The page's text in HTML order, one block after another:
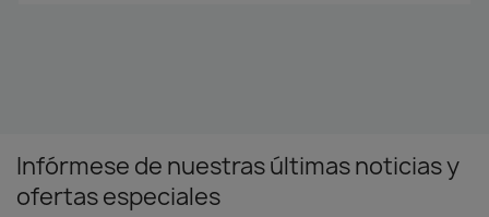
Infórmese de nuestras últimas noticias y
ofertas especiales